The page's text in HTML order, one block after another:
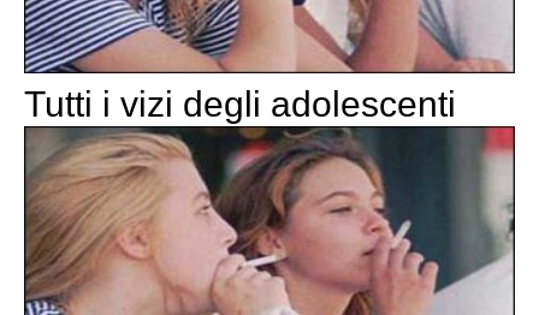
Tutti i vizi degli adolescenti